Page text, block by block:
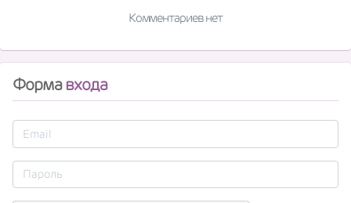
Комментариев нет
Формавхода